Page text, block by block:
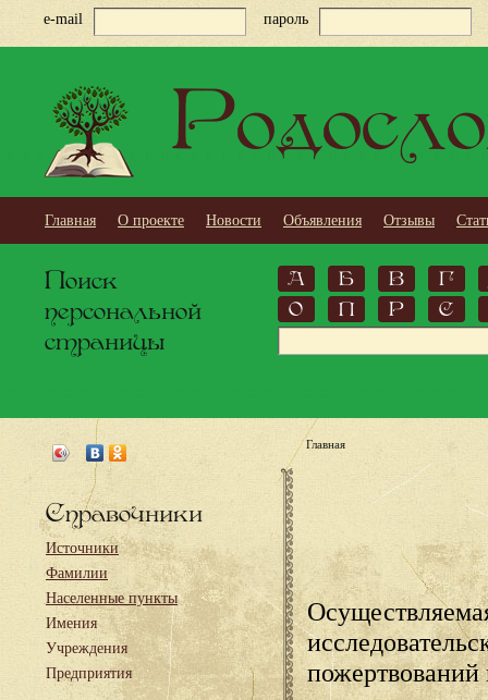
e-mail пароль
Главная О проекте Новости Объявления Отзывы
Поиск
персональной
страницы
А Б В
Г
О
П Р С
Справочники
Источники
Фамилии
Населенные пункты
Имения
Учреждения
Предприятия
Главная
пожертвований